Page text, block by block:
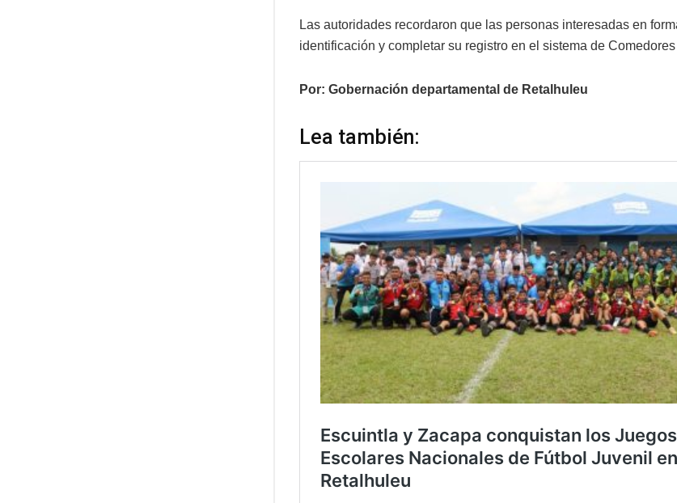
Las autoridades recordaron que las personas interesadas en
identificación y completar su registro en el sistema de
Por: Gobernación departamental de Retalhuleu
Lea también: